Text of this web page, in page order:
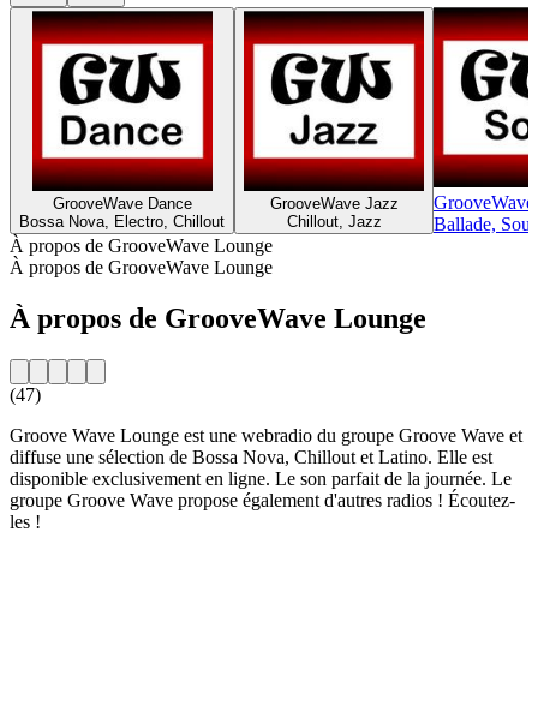
GrooveWave Dance
Bossa Nova, Electro, Chillout
GrooveWave Jazz
Chillout, Jazz
Ballade, Soul
À propos de GrooveWave Lounge
À propos de GrooveWave Lounge
À propos de GrooveWave Lounge
(47)
Groove Wave Lounge est une webradio du groupe Groove Wave et
diffuse une sélection de Bossa Nova, Chillout et Latino. Elle est
disponible exclusivement en ligne. Le son parfait de la journée. Le
groupe Groove Wave propose également d'autres radios ! Écoutez-
les !